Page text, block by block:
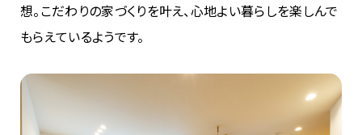
想。こだわりの家づくりを叶え、心地よい暮らしを楽しんで
もらえているようです。